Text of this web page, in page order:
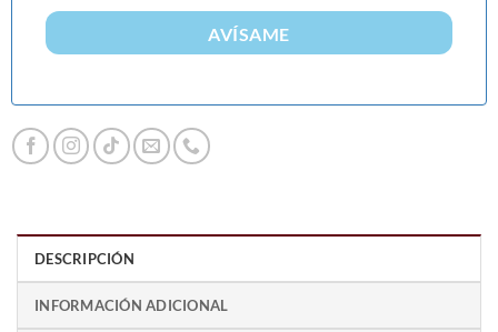
AVÍSAME
DESCRIPCIÓN
INFORMACIÓN ADICIONAL